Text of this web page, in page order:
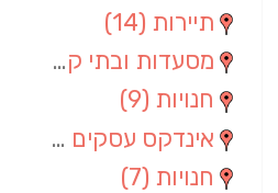
תיירות (14)
מסעדות ובתי קפה
חנויות (9)
אינדקס עסקים ארצי
חנויות (7)